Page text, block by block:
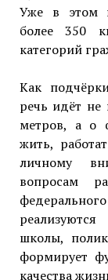
Уже в этом
более 350
категорий
Как
речь идёт не
метров, а о
жить,
личному
вопросам
школы,
формирует
качества